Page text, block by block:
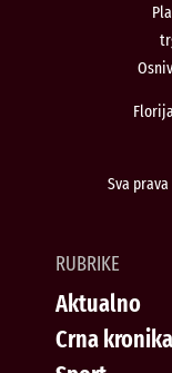
Sva
RUBRIKE
Aktualno
Crna kronika